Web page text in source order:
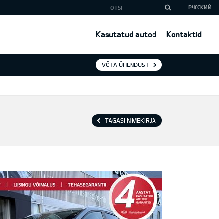
Kasutatud autod Kontaktid
РУССКИЙ
VÕTA ÜHENDUST
TAGASI NIMEKIRJA